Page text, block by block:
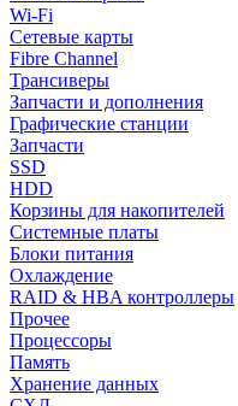
Wi-Fi
Сетевые карты
Fibre Channel
Трансиверы
Запчасти и дополнения
Графические станции
Запчасти
SSD
HDD
Корзины для накопителей
Системные платы
Блоки питания
Охлаждение
RAID & HBA контроллеры
Прочее
Процессоры
Память
Хранение данных